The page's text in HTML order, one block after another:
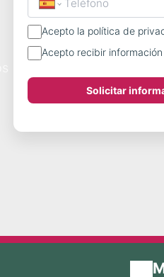
Acepto la política de
Acepto recibir
Solicitar